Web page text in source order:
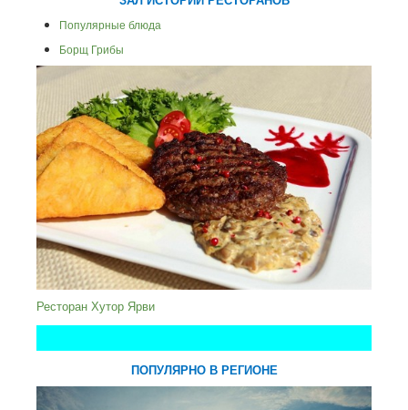
Популярные блюда
Борщ Грибы
Ресторан Хутор Ярви
ПОПУЛЯРНО В РЕГИОНЕ